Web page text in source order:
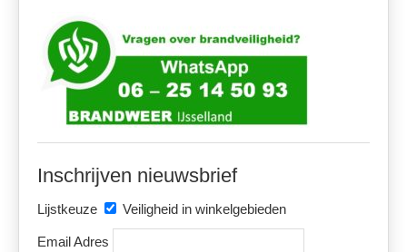
Inschrijven nieuwsbrief
Lijstkeuze Veiligheid in winkelgebieden
Email Adres